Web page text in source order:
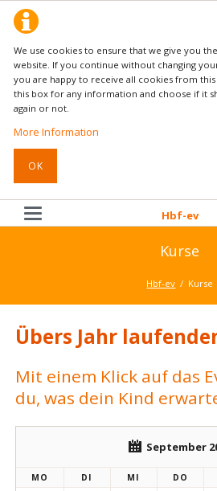
We use cookies to ensure that we give you
website. If you continue without changing
you are happy to receive all cookies from this
this box for any information and choose if it
again or not.
More Information
OK
Hbf-ev
Kurse
Hbf-ev Kurse
Übers Jahr
Mit einem Klick auf das
du, was dein Kind
September
MO DI MI DO